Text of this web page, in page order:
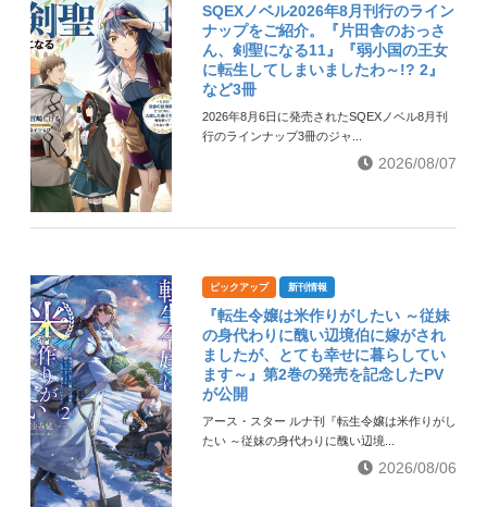
SQEXノベル2026年8月刊行のライン
ナップをご紹介。『片田舎のおっさ
ん、剣聖になる11』『弱小国の王女
に転生してしまいましたわ～!? 2』
など3冊
2026年8月6日に発売されたSQEXノベル8月刊
行のラインナップ3冊のジャ...
2026/08/07
ピックアップ 新刊情報
『転生令嬢は米作りがしたい ～従妹
の身代わりに醜い辺境伯に嫁がされ
ましたが、とても幸せに暮らしてい
ます～』第2巻の発売を記念したPV
が公開
アース・スター ルナ刊『転生令嬢は米作りがし
たい ～従妹の身代わりに醜い辺境...
2026/08/06